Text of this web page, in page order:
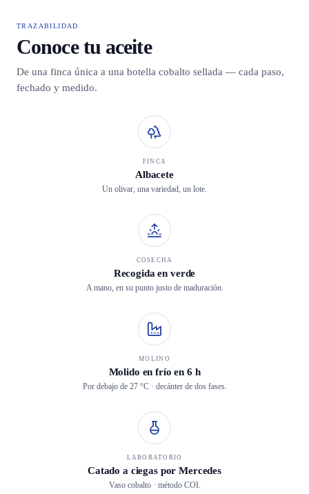
TRAZABILIDAD
Conoce tu aceite
De una finca única a una botella cobalto sellada — cada paso,
fechado y medido.
FINCA
Albacete
Un olivar, una variedad, un lote.
COSECHA
Recogida en verde
A mano, en su punto justo de maduración.
MOLINO
Molido en frío en 6 h
Por debajo de 27 °C · decánter de dos fases.
LABORATORIO
Catado a ciegas por Mercedes
Vaso cobalto · método COI.